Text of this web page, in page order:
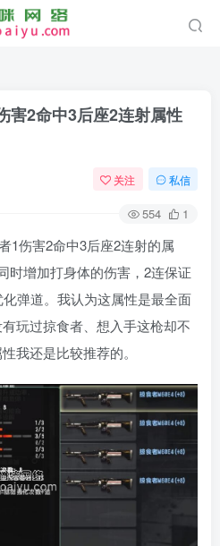
害2命中3后座2连射属性
关注 私信
554 1
1伤害2命中3后座2连射的属
时增加打身体的伤害，2连保证
化弹道。我认为这属性是最全面
玩过掠食者、想入手这枪却不
我还是比较推荐的。